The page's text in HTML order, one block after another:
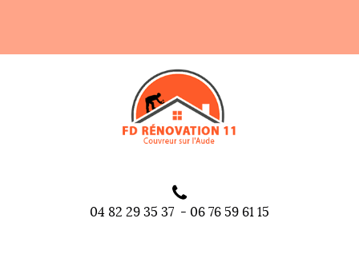
04 82 29 35 37 - 06 76 59 61 15